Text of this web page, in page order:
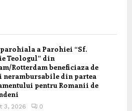
a Parohiei “Sf.
Teologul” din
Rotterdam beneficiaza de
nerambursabile din partea
pentru Romanii de
3, 2026 0